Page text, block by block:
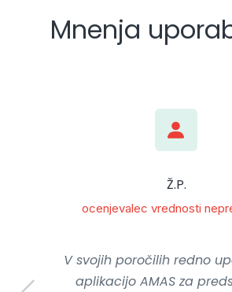
Mnenja
Ž.P.
ocenjevalec vrednosti
V svojih poročilih redno
aplikacijo AMAS za